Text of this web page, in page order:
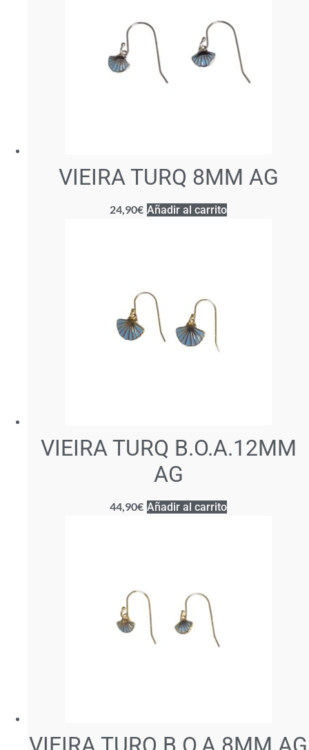
VIEIRA TURQ 8MM AG
24,90€ Añadir al carrito
VIEIRA TURQ B.O.A.12MM
AG
44,90€ Añadir al carrito